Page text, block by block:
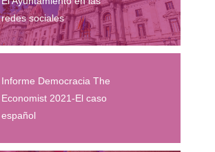
redes sociales
Informe Democracia The
Economist 2021-El caso
español